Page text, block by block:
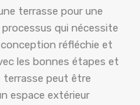
terrasse pour une
qui nécessite
réfléchie et
les bonnes étapes et
terrasse peut être
espace extérieur